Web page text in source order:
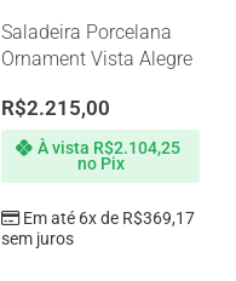
Saladeira Porcelana
Ornament Vista Alegre
R$2.215,00
Em até 6x de R$369,17
sem juros
À vista R$2.104,25
no Pix